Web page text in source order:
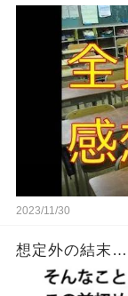
2023/11/30
想定外の結末…